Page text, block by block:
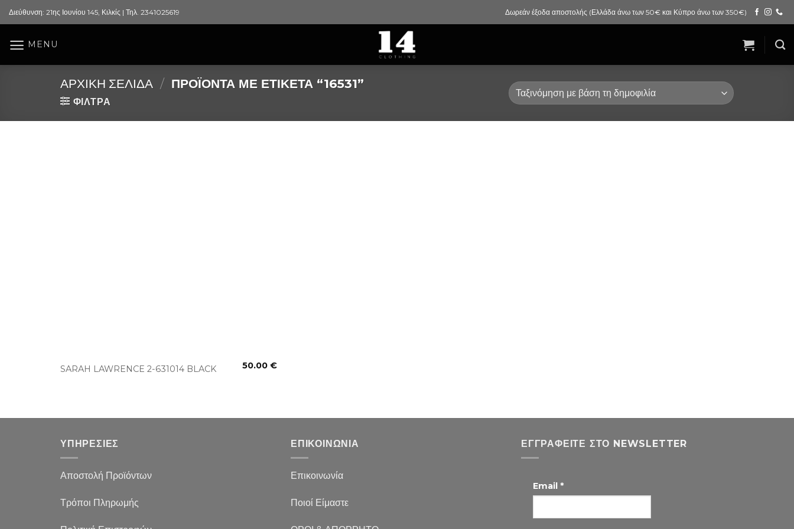
Skip
to
Διεύθυνση: 21ης Ιουνίου 145, Κιλκίς | Τηλ. 2341025619 Δωρεάν έξοδα αποστολής (Ελλάδα άνω των 50€ και Κύπρο άνω των 350€)
MENU
ΑΡΧΙΚΉ ΣΕΛΊΔΑ / ΠΡΟΪΌΝΤΑ ΜΕ ΕΤΙΚΈΤΑ “16531”
ΦΙΛΤΡΑ
SARAH LAWRENCE 2-631014 BLACK 50.00 €
ΥΠΗΡΕΣΙΕΣ
Αποστολή Προϊόντων
Τρόποι Πληρωμής
ΕΠΙΚΟΙΝΩΝΙΑ
Επικοινωνία
Ποιοί Είμαστε
ΕΓΓΡΑΦΕΊΤΕ ΣΤΟ NEWSLETTER
Email *